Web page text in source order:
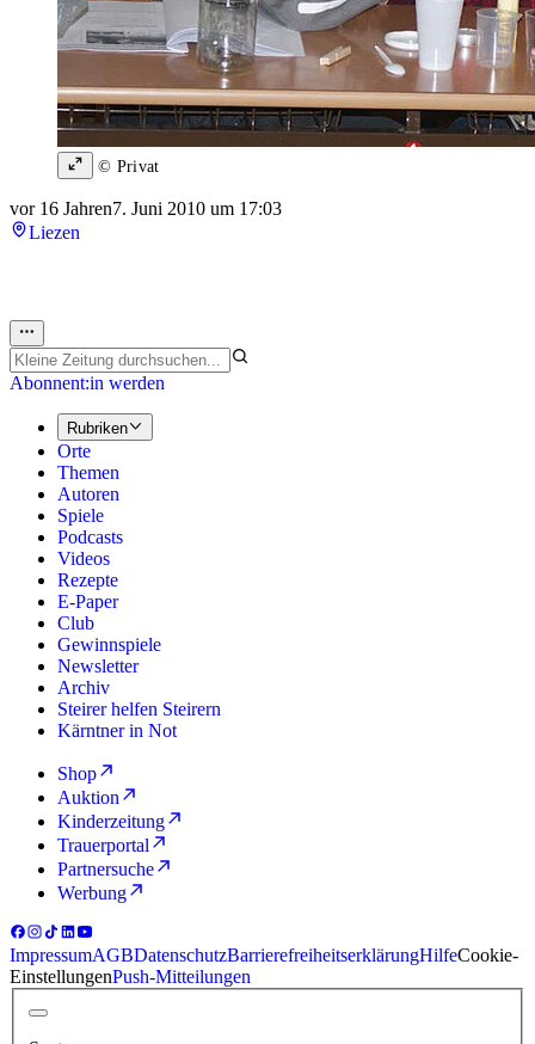
© Privat
vor 16 Jahren7. Juni 2010 um 17:03
Liezen
Abonnent:in werden
Rubriken
Orte
Themen
Autoren
Spiele
Podcasts
Videos
Rezepte
E-Paper
Club
Gewinnspiele
Newsletter
Archiv
Steirer helfen Steirern
Kärntner in Not
Shop
Auktion
Kinderzeitung
Trauerportal
Partnersuche
Werbung
ImpressumAGBDatenschutzBarrierefreiheitserklärungHilfeCookie-
EinstellungenPush-Mitteilungen